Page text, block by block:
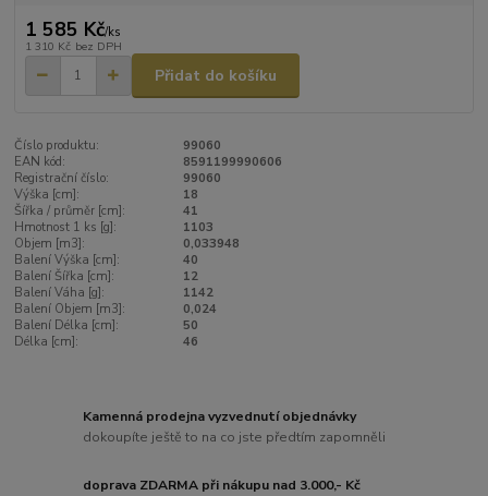
1 585 Kč/ks
1 310 Kč bez DPH
Přidat do košíku
Číslo produktu:
99060
EAN kód:
8591199990606
Registrační číslo:
99060
Výška [cm]:
18
Šířka / průměr [cm]:
41
Hmotnost 1 ks [g]:
1103
Objem [m3]:
0,033948
Balení Výška [cm]:
40
Balení Šířka [cm]:
12
Balení Váha [g]:
1142
Balení Objem [m3]:
0,024
Balení Délka [cm]:
50
Délka [cm]:
46
Kamenná prodejna vyzvednutí objednávky
dokoupíte ještě to na co jste předtím zapomněli
doprava ZDARMA při nákupu nad 3.000,- Kč